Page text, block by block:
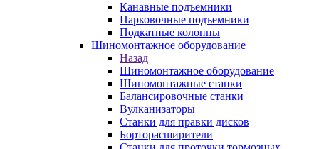
Канавные подъемники
Парковочные подъемники
Подкатные колонны
Шиномонтажное оборудование
Назад
Шиномонтажное оборудование
Шиномонтажные станки
Балансировочные станки
Вулканизаторы
Станки для правки дисков
Борторасширители